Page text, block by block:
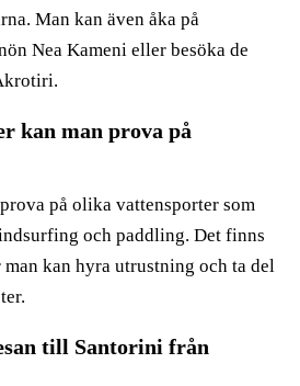
Man kan även åka på
Nea Kameni eller besöka de
kan man prova på
på olika vattensporter som
och paddling. Det finns
kan hyra utrustning och ta del
till Santorini från